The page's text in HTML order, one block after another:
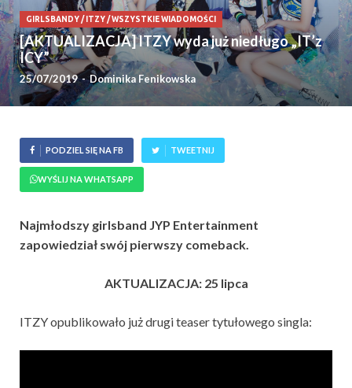
GIRLSBANDY/ ITZY/WSZYSTKIE WIADOMOŚCI
[AKTUALIZACJA] ITZY wyda już niedługo „IT’z
ICY”
25/07/2019-Dominika Fenikowska
PODZIEL SIĘ NA FB TWEETNIJ
WYŚLIJ NA WHATSAPP
Najmłodszy girlsband JYP Entertainment
zapowiedział swój pierwszy comeback.
AKTUALIZACJA: 25 lipca
ITZY opublikowało już drugi teaser tytułowego singla: